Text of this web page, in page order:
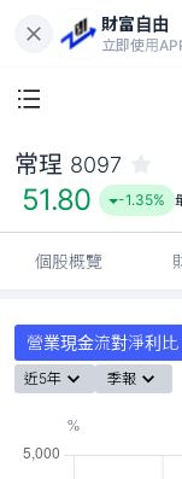
財富自由
立即使用
常珵 8097
51.80 -1.35%
個股概覽
營業現金流對淨利比
近5年 季報